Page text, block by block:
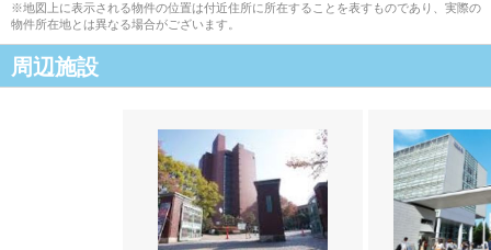
※地図上に表示される物件の位置は付近住所に所在することを表すものであり、実際の
物件所在地とは異なる場合がございます。
周辺施設